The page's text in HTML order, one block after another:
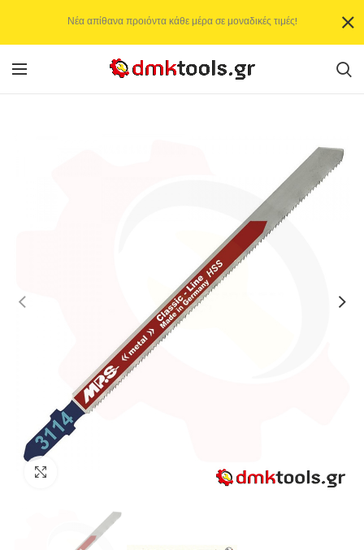
Νέα απίθανα προιόντα κάθε μέρα σε μοναδικές τιμές!